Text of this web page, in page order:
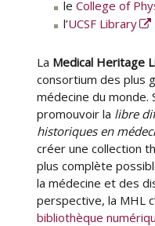
le College of
l’UCSF Library
La Medical Heritage
consortium des plus
médecine du monde.
promouvoir la libre
historiques en
créer une collection
plus complète
la médecine et des
perspective, la MHL
bibliothèque